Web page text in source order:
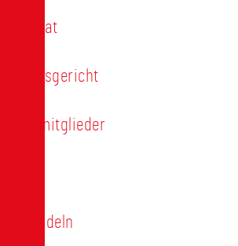
Ehrenrat
Schiedsgericht
Ehrenmitglieder
Treunadeln